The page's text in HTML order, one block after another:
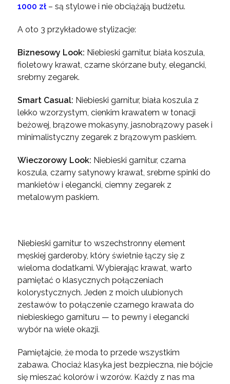
1000 zł– są stylowe i nie obciążają budżetu.
A oto 3 przykładowe stylizacje:
Biznesowy Look: Niebieski garnitur, biała koszula,
fioletowy krawat, czarne skórzane buty, elegancki,
srebrny zegarek.
Smart Casual: Niebieski garnitur, biała koszula z
lekko wzorzystym, cienkim krawatem w tonacji
beżowej, brązowe mokasyny, jasnobrązowy pasek i
minimalistyczny zegarek z brązowym paskiem.
Wieczorowy Look: Niebieski garnitur, czarna
koszula, czarny satynowy krawat, srebrne spinki do
mankietów i elegancki, ciemny zegarek z
metalowym paskiem.
Niebieski garnitur to wszechstronny element
męskiej garderoby, który świetnie łączy się z
wieloma dodatkami. Wybierając krawat, warto
pamiętać o klasycznych połączeniach
kolorystycznych. Jeden z moich ulubionych
zestawów to połączenie czarnego krawata do
niebieskiego garnituru — to pewny i elegancki
wybór na wiele okazji.
Pamiętajcie, że moda to przede wszystkim
zabawa. Chociaż klasyka jest bezpieczna, nie bójcie
się mieszać kolorów i wzorów. Każdy z nas ma